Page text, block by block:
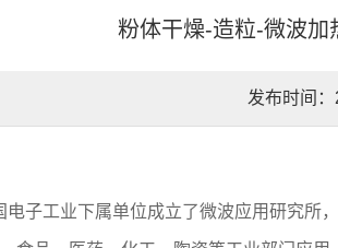
粉体干燥-造粒-微波加
发布时间
工业下属单位成立了微波应用研究所